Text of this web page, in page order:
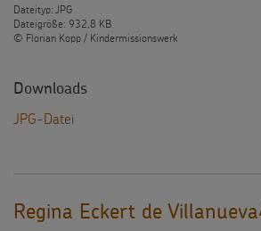
Dateityp: JPG
Dateigröße: 932,8 KB
© Florian Kopp / Kindermissionswerk
Downloads
JPG-Datei
Regina Eckert de